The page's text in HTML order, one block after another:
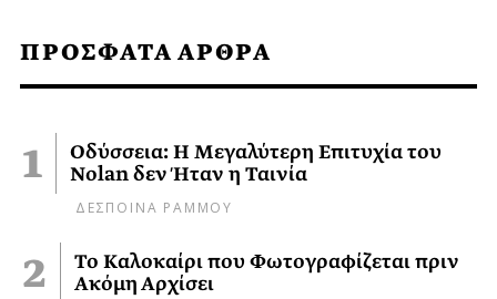
ΠΡΟΣΦΑΤΑ ΑΡΘΡΑ
Οδύσσεια: Η Μεγαλύτερη Επιτυχία του
Nolan δεν Ήταν η Ταινία
ΔΕΣΠΟΙΝΑ ΡΑΜΜΟΥ
Το Καλοκαίρι που Φωτογραφίζεται πριν
Ακόμη Αρχίσει